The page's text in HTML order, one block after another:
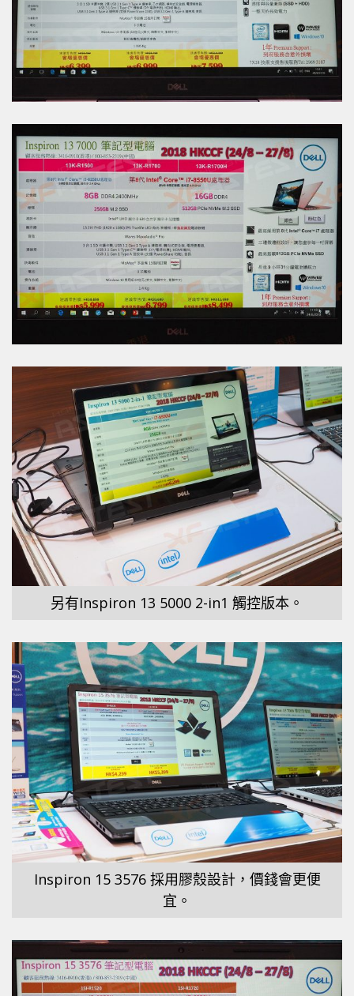
另有Inspiron 13 5000 2-in1 觸控版本。
Inspiron 15 3576 採用膠殼設計，價錢會更便
宜。